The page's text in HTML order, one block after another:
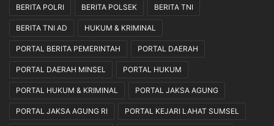
BERITA POLRI BERITA POLSEK BERITA TNI
BERITA TNI AD HUKUM & KRIMINAL
PORTAL BERITA PEMERINTAH PORTAL DAERAH
PORTAL DAERAH MINSEL PORTAL HUKUM
PORTAL HUKUM & KRIMINAL PORTAL JAKSA AGUNG
PORTAL JAKSA AGUNG RI PORTAL KEJARI LAHAT SUMSEL